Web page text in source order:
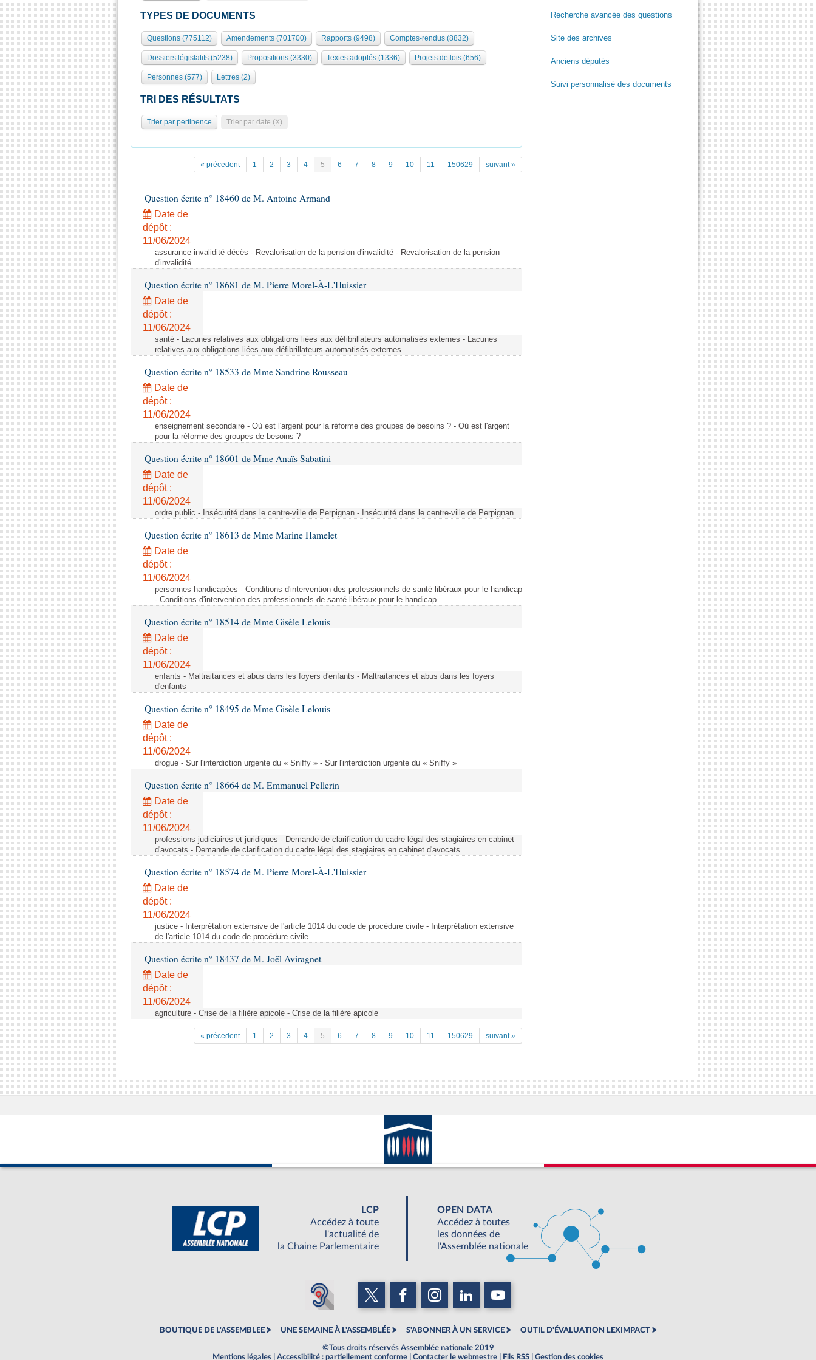
TYPES DE DOCUMENTS
Questions (775112) Amendements (701700) Rapports (9498) Comptes-rendus (8832)
Dossiers législatifs (5238) Propositions (3330) Textes adoptés (1336) Projets de lois (656)
Personnes (577) Lettres (2)
TRI DES RÉSULTATS
Trier par pertinence Trier par date (X)
« précedent 1 2 3 4 5 6 7 8 9 10 11 150629 suivant »
Question écrite n° 18460 de M. Antoine Armand
Date de
dépôt :
11/06/2024
assurance invalidité décès - Revalorisation de la pension d'invalidité - Revalorisation de la pension
d'invalidité
Question écrite n° 18681 de M. Pierre Morel-À-L'Huissier
Date de
dépôt :
11/06/2024
santé - Lacunes relatives aux obligations liées aux défibrillateurs automatisés externes - Lacunes
relatives aux obligations liées aux défibrillateurs automatisés externes
Question écrite n° 18533 de Mme Sandrine Rousseau
Date de
dépôt :
11/06/2024
enseignement secondaire - Où est l'argent pour la réforme des groupes de besoins ? - Où est l'argent
pour la réforme des groupes de besoins ?
Question écrite n° 18601 de Mme Anaïs Sabatini
Date de
dépôt :
11/06/2024
ordre public - Insécurité dans le centre-ville de Perpignan - Insécurité dans le centre-ville de Perpignan
Question écrite n° 18613 de Mme Marine Hamelet
Date de
dépôt :
11/06/2024
personnes handicapées - Conditions d'intervention des professionnels de santé libéraux pour le handicap
- Conditions d'intervention des professionnels de santé libéraux pour le handicap
Question écrite n° 18514 de Mme Gisèle Lelouis
Date de
dépôt :
11/06/2024
enfants - Maltraitances et abus dans les foyers d'enfants - Maltraitances et abus dans les foyers
d'enfants
Question écrite n° 18495 de Mme Gisèle Lelouis
Date de
dépôt :
11/06/2024
drogue - Sur l'interdiction urgente du « Sniffy » - Sur l'interdiction urgente du « Sniffy »
Question écrite n° 18664 de M. Emmanuel Pellerin
Date de
dépôt :
11/06/2024
professions judiciaires et juridiques - Demande de clarification du cadre légal des stagiaires en cabinet
d'avocats - Demande de clarification du cadre légal des stagiaires en cabinet d'avocats
Question écrite n° 18574 de M. Pierre Morel-À-L'Huissier
Date de
dépôt :
11/06/2024
justice - Interprétation extensive de l'article 1014 du code de procédure civile - Interprétation extensive
de l'article 1014 du code de procédure civile
Question écrite n° 18437 de M. Joël Aviragnet
Date de
dépôt :
11/06/2024
agriculture - Crise de la filière apicole - Crise de la filière apicole
« précedent 1 2 3 4 5 6 7 8 9 10 11 150629 suivant »
Recherche avancée des questions
Site des archives
Anciens députés
Suivi personnalisé des documents
LCP
Accédez à toute
l'actualité de
la Chaine Parlementaire
OPEN DATA
Accédez à toutes
les données de
l'Assemblée nationale
BOUTIQUE DE L'ASSEMBLEE UNE SEMAINE À L'ASSEMBLÉE S'ABONNER À UN SERVICE OUTIL D'ÉVALUATION LEXIMPACT
©Tous droits réservés Assemblée nationale 2019
Mentions légales
Accessibilité : partiellement conforme Contacter le webmestre Fils RSS Gestion des cookies